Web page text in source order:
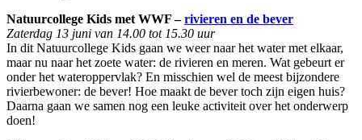
Natuurcollege Kids met WWF –rivieren en de bever
Zaterdag 13 juni van 14.00 tot 15.30 uur
In dit Natuurcollege Kids gaan we weer naar het water met elkaar,
maar nu naar het zoete water: de rivieren en meren. Wat gebeurt er
onder het wateroppervlak? En misschien wel de meest bijzondere
rivierbewoner: de bever! Hoe maakt de bever toch zijn eigen huis?
Daarna gaan we samen nog een leuke activiteit over het onderwerp
doen!